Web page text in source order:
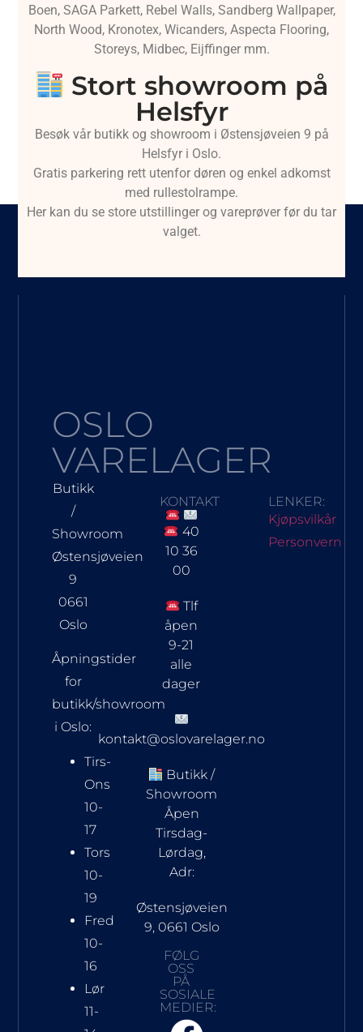
Boen, SAGA Parkett, Rebel Walls, Sandberg Wallpaper,
North Wood, Kronotex, Wicanders, Aspecta Flooring,
Storeys, Midbec, Eijffinger mm.
Stort showroom på
Helsfyr
Besøk vår butikk og showroom i Østensjøveien 9 på
Helsfyr i Oslo.
Gratis parkering rett utenfor døren og enkel adkomst
med rullestolrampe.
Her kan du se store utstillinger og vareprøver før du tar
valget.
OSLO
VARELAGER
Butikk
/
Showroom
Østensjøveien
9
0661
Oslo
Åpningstider
for
butikk/showroom
i Oslo:
Tirs-
Ons
10-
17
Tors
10-
19
Fred
10-
16
Lør
11-
KONTAKT
40
10 36
00
Tlf
åpen
9-21
alle
dager
kontakt@oslovarelager.no
Butikk /
Showroom
Åpen
Tirsdag-
Lørdag,
Adr:
Østensjøveien
9, 0661 Oslo
FØLG
OSS
PÅ
SOSIALE
MEDIER:
LENKER:
Kjøpsvilkår
Personvern